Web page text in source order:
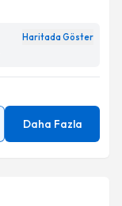
Haritada Göster
Daha Fazla